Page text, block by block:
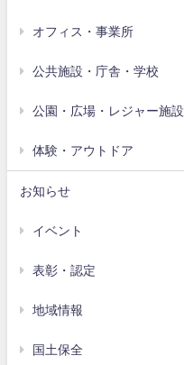
オフィス・事業所
公共施設・庁舎・学校
公園・広場・レジャー施設
体験・アウトドア
お知らせ
イベント
表彰・認定
地域情報
国土保全